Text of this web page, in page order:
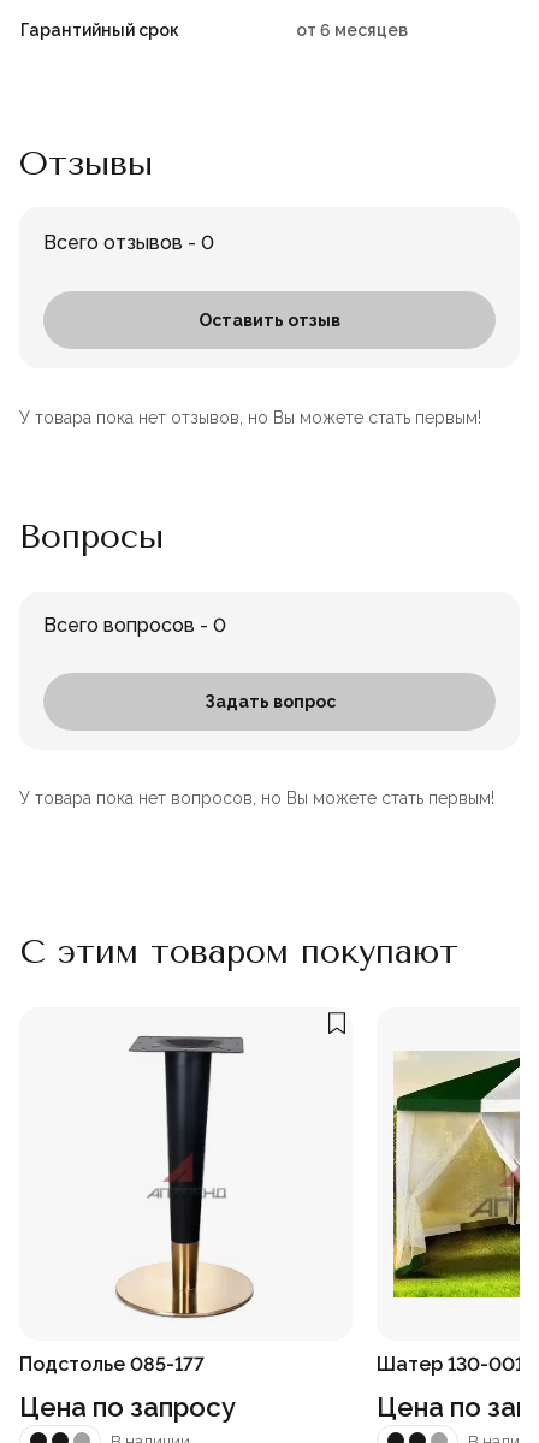
Гарантийный срок от 6 месяцев
Отзывы
Всего отзывов - 0
Оставить отзыв
У товара пока нет отзывов, но Вы можете стать первым!
Вопросы
Всего вопросов - 0
Задать вопрос
У товара пока нет вопросов, но Вы можете стать первым!
С этим товаром покупают
Подстолье 085-177
Цена по запросу
Шатер 130-001
Цена по